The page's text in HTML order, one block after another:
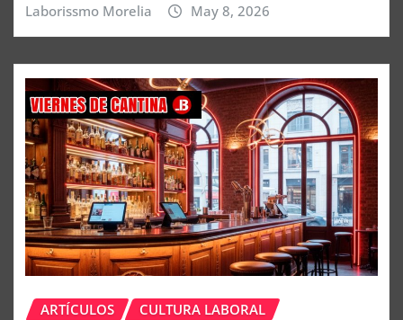
Laborissmo Morelia May 8, 2026
ARTÍCULOS CULTURA LABORAL